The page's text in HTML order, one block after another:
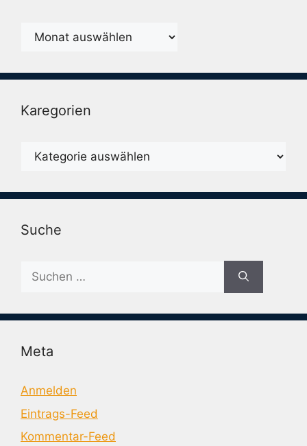
Monatsarchiv
Karegorien
Karegorien
Suche
Suche
nach:
Meta
Anmelden
Eintrags-Feed
Kommentar-Feed